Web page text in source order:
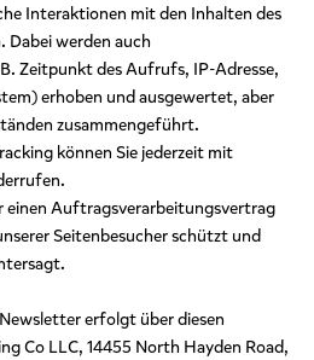
Interaktionen mit den Inhalten des
Dabei werden auch
Zeitpunkt des Aufrufs, IP-Adresse,
erhoben und ausgewertet, aber
zusammengeführt.
können Sie jederzeit mit
einen Auftragsverarbeitungsvertrag
Seitenbesucher schützt und
erfolgt über diesen
Co LLC, 14455 North Hayden Road,